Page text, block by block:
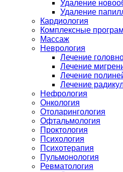
Удаление
Удаление
Кардиология
Комплексные
Массаж
Неврология
Лечение
Лечение
Лечение
Лечение
Нефрология
Онкология
Отоларингология
Офтальмология
Проктология
Психология
Психотерапия
Пульмонология
Ревматология